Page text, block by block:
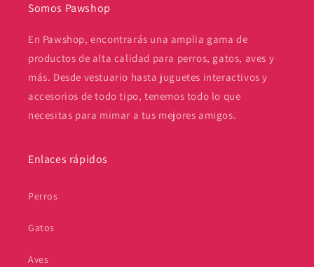
Somos Pawshop
En Pawshop, encontrarás una amplia gama de
productos de alta calidad para perros, gatos, aves y
más. Desde vestuario hasta juguetes interactivos y
accesorios de todo tipo, tenemos todo lo que
necesitas para mimar a tus mejores amigos.
Enlaces rápidos
Perros
Gatos
Aves